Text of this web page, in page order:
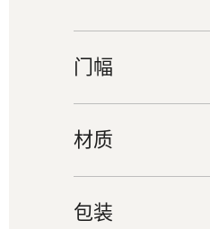
门幅
材质
包装